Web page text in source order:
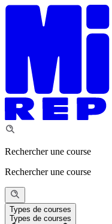
Rechercher une course
Rechercher une course
Types de courses
Types de courses